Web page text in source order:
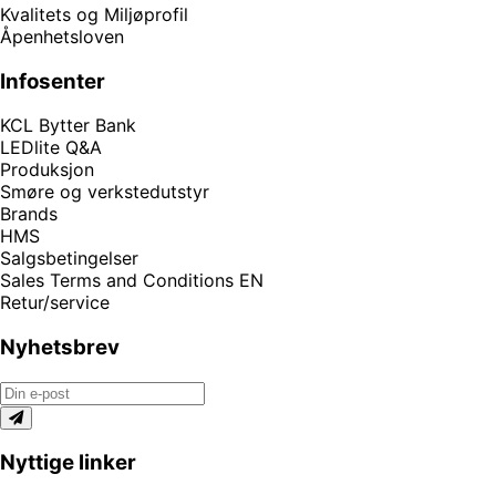
Kvalitets og Miljøprofil
Åpenhetsloven
Infosenter
KCL Bytter Bank
LEDlite Q&A
Produksjon
Smøre og verkstedutstyr
Brands
HMS
Salgsbetingelser
Sales Terms and Conditions EN
Retur/service
Nyhetsbrev
Nyttige linker